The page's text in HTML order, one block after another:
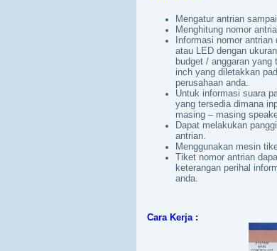
Mengatur antrian
Menghitung nomor
Informasi nomor
atau LED dengan
budget / anggaran
inch yang diletakkan
perusahaan anda.
Untuk informasi suara
yang tersedia dimana
masing – masing
Dapat melakukan
antrian.
Menggunakan mesin
Tiket nomor antrian
keterangan perihal
anda.
Cara Kerja :